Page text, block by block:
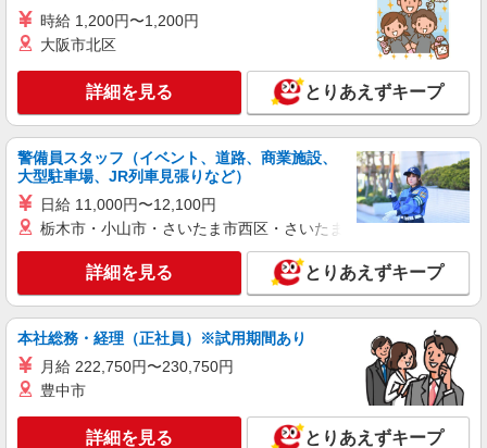
ライフ川崎大島店 神奈川県川崎市川崎区大島
キープ 詳細を見る
アルバイト
ライフ川崎京町店（店舗コード861）
（早朝）荷受け・商品陳列
時給1,300円
3-21-1
キープ 詳細を見る
パート
ライフ川崎大島店（店舗コード624）
時給1,300円 日曜・祝日は+100円
時給 1,200円〜1,200円
大阪市北区
詳細を見る とりあえずキープ
警備員スタッフ（イベント、道路、商業施設、
大型駐車場、JR列車見張りなど）
日給 11,000円〜12,100円
栃木市・小山市・さいたま市西区・さいたま市岩槻区・久喜市・
詳細を見る とりあえずキープ
本社総務・経理（正社員）※試用期間あり
月給 222,750円〜230,750円
豊中市
詳細を見る とりあえずキープ